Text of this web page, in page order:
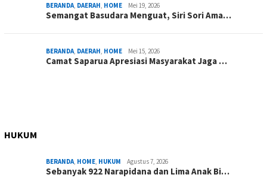
BERANDA DAERAH HOME Mei 19, 2026
Semangat Basudara Menguat, Siri Sori Ama…
BERANDA DAERAH HOME Mei 15, 2026
Camat Saparua Apresiasi Masyarakat Jaga …
HUKUM
BERANDA HOME HUKUM Agustus 7, 2026
Sebanyak 922 Narapidana dan Lima Anak Bi…